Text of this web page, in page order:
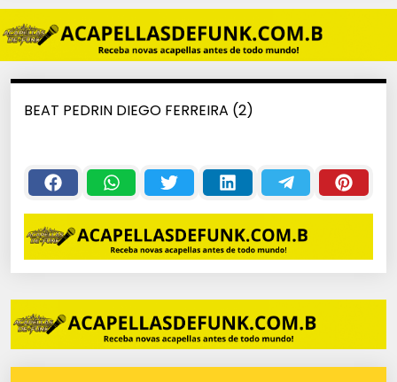
BEAT PEDRIN DIEGO FERREIRA (2)